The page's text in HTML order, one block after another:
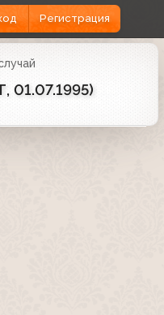
Регистрация
01.07.1995)